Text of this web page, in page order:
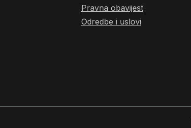
Pravna obavijest
Odredbe i uslovi